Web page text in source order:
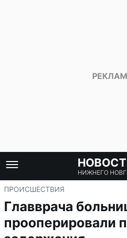
НИЖНЕГО
ПРОИСШЕСТВИЯ
Главврача
прооперировали